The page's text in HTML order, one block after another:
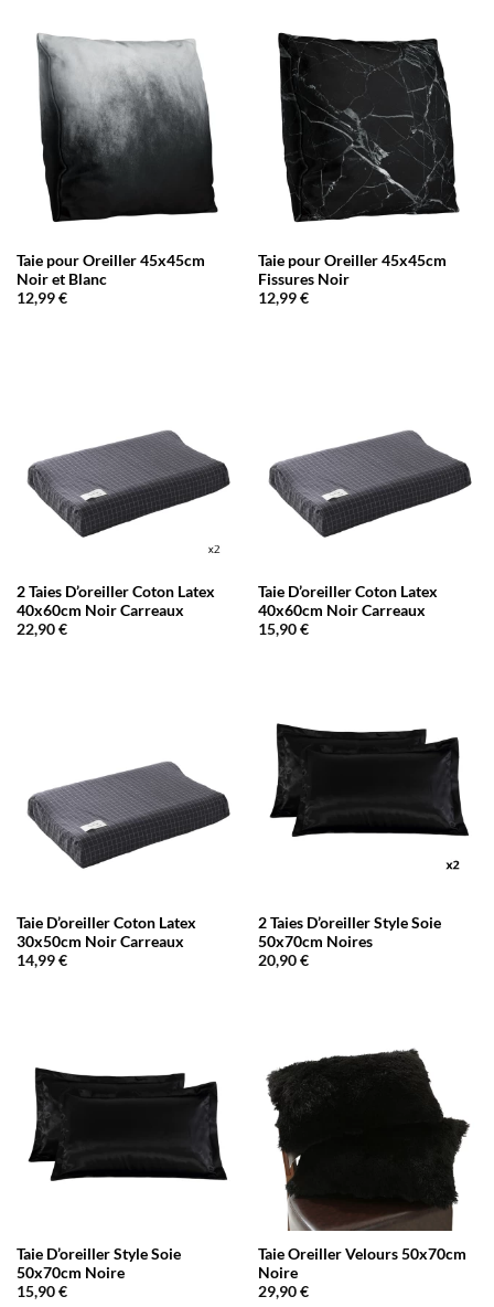
Taie pour Oreiller 45x45cm
Noir et Blanc
12,99€
Taie pour Oreiller 45x45cm
Fissures Noir
12,99€
2 Taies D’oreiller Coton Latex
40x60cm Noir Carreaux
22,90€
Taie D’oreiller Coton Latex
40x60cm Noir Carreaux
15,90€
Taie D’oreiller Coton Latex
30x50cm Noir Carreaux
14,99€
2 Taies D’oreiller Style Soie
50x70cm Noires
20,90€
Taie D’oreiller Style Soie
50x70cm Noire
15,90€
Taie Oreiller Velours 50x70cm
Noire
29,90€